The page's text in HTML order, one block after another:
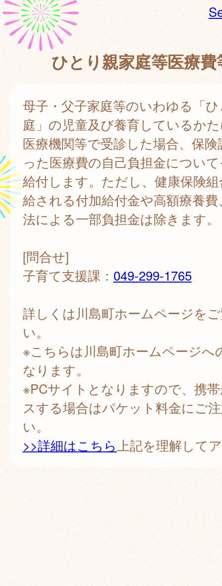
ひとり親家庭等医療費
母子・父子家庭等のいわゆる「
庭」の児童及び養育しているか
医療機関等で受診した場合、保
った医療費の自己負担金につい
給付します。ただし、健康保険
給される付加給付金や高額療養
法による一部負担金は除きます。
[問合せ]
子育て支援課： 049-299-1765
詳しくは川島町ホームページを
い。
※こちらは川島町ホームページへ
なります。
※PCサイトとなりますので、携
スする場合はパケット料金にご
い。
>>詳細はこちら上記を理解して